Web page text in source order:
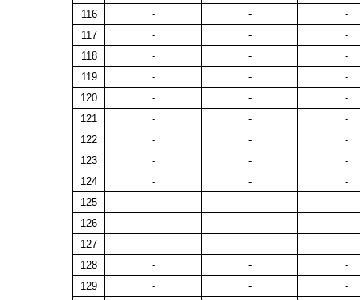
116
- -
-
117
- -
-
118
- -
-
119
- -
-
120
- -
-
121
- -
-
122
- -
-
123
- -
-
124
- -
-
125
- -
-
126
- -
-
127
- -
-
128
- -
-
129
- -
-